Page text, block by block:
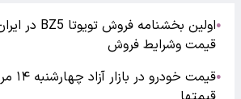
●
قیمت وشرایط فروش
●